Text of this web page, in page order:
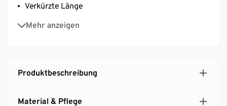
Verkürzte Länge
Mehr anzeigen
Antistatik-Ausrüstung
Unser Model (1,77 m) trägt Größe 38
Produktbeschreibung
Material & Pflege